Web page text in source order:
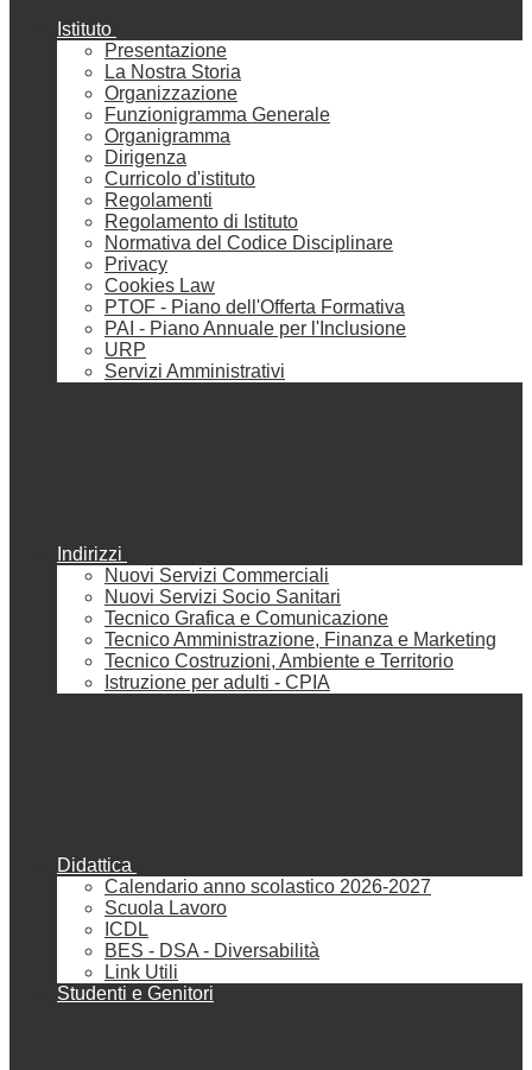
Istituto
Presentazione
La Nostra Storia
Organizzazione
Funzionigramma Generale
Organigramma
Dirigenza
Curricolo d'istituto
Regolamenti
Regolamento di Istituto
Normativa del Codice Disciplinare
Privacy
Cookies Law
PTOF - Piano dell'Offerta Formativa
PAI - Piano Annuale per l'Inclusione
URP
Servizi Amministrativi
Indirizzi
Nuovi Servizi Commerciali
Nuovi Servizi Socio Sanitari
Tecnico Grafica e Comunicazione
Tecnico Amministrazione, Finanza e Marketing
Tecnico Costruzioni, Ambiente e Territorio
Istruzione per adulti - CPIA
Didattica
Calendario anno scolastico 2026-2027
Scuola Lavoro
ICDL
BES - DSA - Diversabilità
Link Utili
Studenti e Genitori